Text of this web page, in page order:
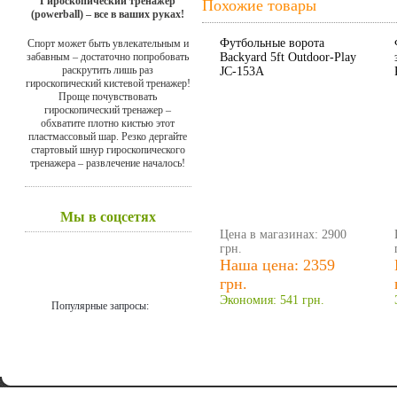
(powerball) – все в ваших руках!
Спорт может быть увлекательным и
забавным – достаточно попробовать
раскрутить лишь раз
гироскопический кистевой тренажер!
Проще почувствовать
гироскопический тренажер –
обхватите плотно кистью этот
пластмассовый шар. Резко дергайте
стартовый шнур гироскопического
тренажера – развлечение началось!
Мы в соцсетях
Популярные запросы:
Похожие товары
Футбольные ворота
Backyard 5ft Outdoor-Play
JC-153A
Цена в магазинах: 2900
грн.
Наша цена: 2359
грн.
Экономия: 541 грн.